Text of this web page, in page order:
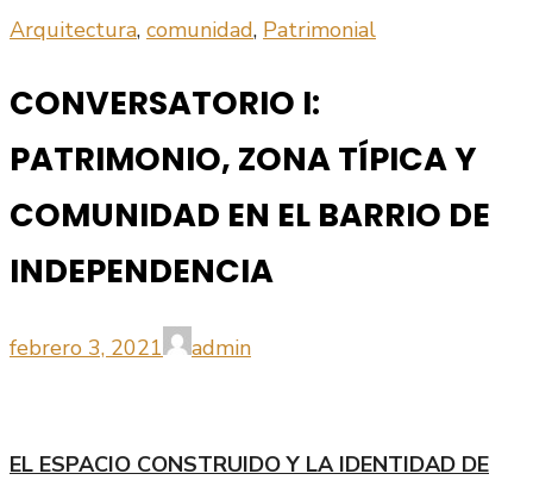
Arquitectura, comunidad, Patrimonial
CONVERSATORIO I:
PATRIMONIO, ZONA TÍPICA Y
COMUNIDAD EN EL BARRIO DE
INDEPENDENCIA
Publicado
febrero 3, 2021 Autor
admin
EL ESPACIO CONSTRUIDO Y LA IDENTIDAD DE